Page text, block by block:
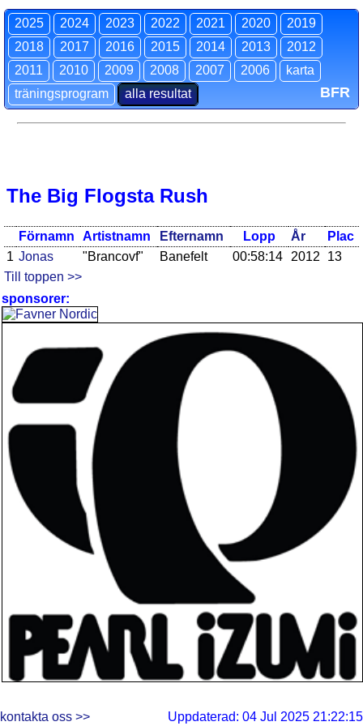
2025 2024 2023 2022 2021 2020
2019
2018
2017 2016 2015 2014 2013
2012
2011
2010 2009 2008 2007 2006
karta
träningsprogram
alla resultat BFR
The Big Flogsta Rush
Förnamn Artistnamn Efternamn Lopp År
Plac
1 Jonas "Brancovf" Banefelt 00:58:14 2012
13
Till toppen >>
sponsorer:
kontakta oss >> Uppdaterad: 04 Jul 2025 21:22:15